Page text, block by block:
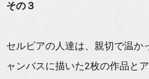
その３
セルビアの人達は、親切で温か
ャンバスに描いた2枚の作品と